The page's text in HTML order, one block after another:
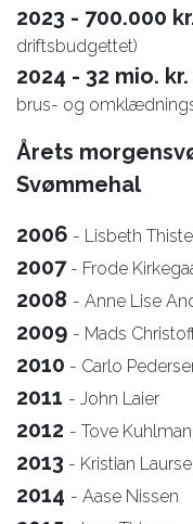
2023 - 700.000
driftsbudgettet)
2024 - 32 mio. kr.
brus- og
Årets
Svømmehal
2006 - Lisbeth
2007- Frode
2008 - Anne Lise
2009 - Mads
2010 - Carlo
2011 - John Laier
2012 - Tove
2013 - Kristian
2014 - Aase Nissen